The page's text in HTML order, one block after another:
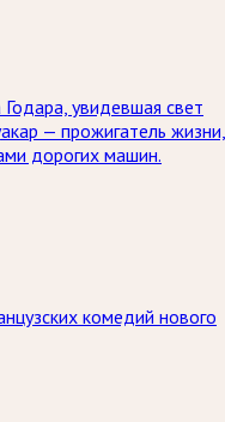
увидевшая свет
— прожигатель жизни,
дорогих машин.
комедий нового